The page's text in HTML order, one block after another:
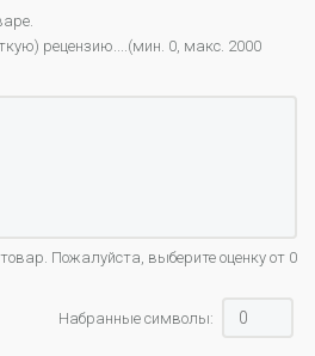
рецензию....(мин. 0, макс. 2000
Пожалуйста, выберите оценку от 0
Набранные символы: